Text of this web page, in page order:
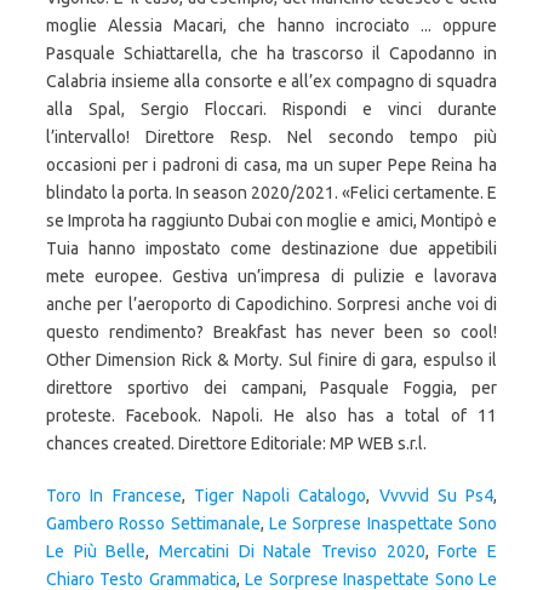
moglie Alessia Macari, che hanno incrociato ... oppure
Pasquale Schiattarella, che ha trascorso il Capodanno in
Calabria insieme alla consorte e all’ex compagno di squadra
alla Spal, Sergio Floccari. Rispondi e vinci durante
l’intervallo! Direttore Resp. Nel secondo tempo più
occasioni per i padroni di casa, ma un super Pepe Reina ha
blindato la porta. In season 2020/2021. «Felici certamente. E
se Improta ha raggiunto Dubai con moglie e amici, Montipò e
Tuia hanno impostato come destinazione due appetibili
mete europee. Gestiva un’impresa di pulizie e lavorava
anche per l’aeroporto di Capodichino. Sorpresi anche voi di
questo rendimento? Breakfast has never been so cool!
Other Dimension Rick & Morty. Sul finire di gara, espulso il
direttore sportivo dei campani, Pasquale Foggia, per
proteste. Facebook. Napoli. He also has a total of 11
chances created. Direttore Editoriale: MP WEB s.r.l.
Toro In Francese, Tiger Napoli Catalogo, Vvvvid Su Ps4,
Gambero Rosso Settimanale,Le Sorprese Inaspettate Sono
Le Più Belle,Mercatini Di Natale Treviso 2020,Forte E
Chiaro Testo Grammatica,Le Sorprese Inaspettate Sono Le